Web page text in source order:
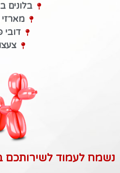
בלונים
דובי
נשמח לעמוד לשירותכם